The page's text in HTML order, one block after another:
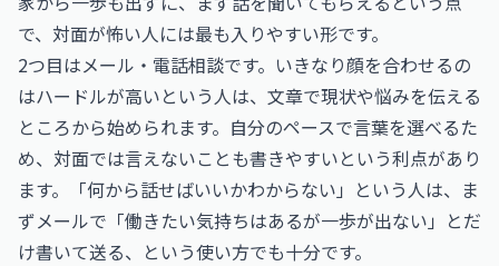
で、対面が怖い人には最も入りやすい形です。
2つ目はメール・電話相談です。いきなり顔を合わせるの
はハードルが高いという人は、文章で現状や悩みを伝える
ところから始められます。自分のペースで言葉を選べるた
め、対面では言えないことも書きやすいという利点があり
ます。「何から話せばいいかわからない」という人は、ま
ずメールで「働きたい気持ちはあるが一歩が出ない」とだ
け書いて送る、という使い方でも十分です。